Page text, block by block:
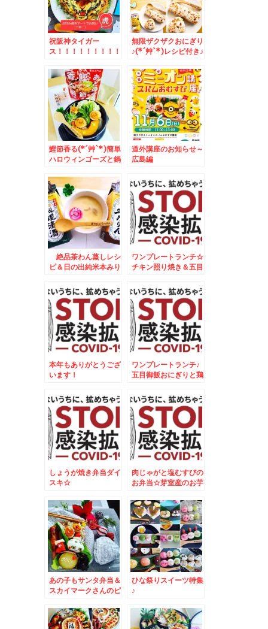
祝阪神タイガー
ス！！！！！！！！！
ートでお祝い♪
無限ザクザクおにぎり
♪(*´艸`*)レシピ付き♪
鰹節香る(*´艸`*)簡単
ハロウィンゴーズと鍋
`*)レシピ♪
道外講座のお知らせ～
広島編
絶品茶わん蒸しレシ
ピ＆日の出純米本みり
ード2023
ワンプレートランチ☆
チキン照り焼き＆五目
ート☆
本年もありがとうござ
います！
ワンプレートランチ♪
五目御飯おにぎりと鶏
しょうが焼き弁当ダイ
スキ☆
肉じゃがと塩むすびの
お弁当☆芽室産のお芋
～＾＾
あの子もサンタ弁当＆
スカイマークさんのピ
ットカット」ドンだけ
～～～！！！？？？(
ひな祭りスイーツ特集
♪